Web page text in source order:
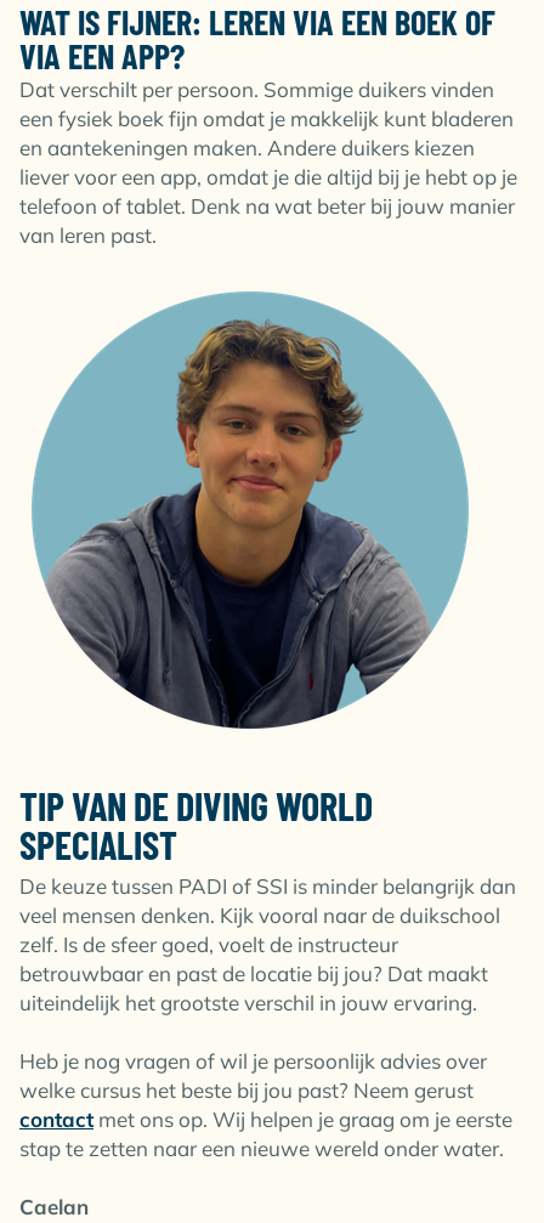
WAT IS FIJNER: LEREN VIA EEN BOEK OF
VIA EEN APP?
Dat verschilt per persoon. Sommige duikers vinden
een fysiek boek fijn omdat je makkelijk kunt bladeren
en aantekeningen maken. Andere duikers kiezen
liever voor een app, omdat je die altijd bij je hebt op je
telefoon of tablet. Denk na wat beter bij jouw manier
van leren past.
TIP VAN DE DIVING WORLD
SPECIALIST
De keuze tussen PADI of SSI is minder belangrijk dan
veel mensen denken. Kijk vooral naar de duikschool
zelf. Is de sfeer goed, voelt de instructeur
betrouwbaar en past de locatie bij jou? Dat maakt
uiteindelijk het grootste verschil in jouw ervaring.
Heb je nog vragen of wil je persoonlijk advies over
welke cursus het beste bij jou past? Neem gerust
contactmet ons op. Wij helpen je graag om je eerste
stap te zetten naar een nieuwe wereld onder water.
Caelan